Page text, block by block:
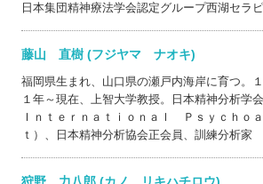
日本集団精神療法学会認定グループ西湖セラ
藤山 直樹 (フジヤマ ナオキ)
福岡県生まれ、山口県の瀬戸内海岸に育つ。
１年～現在、上智大学教授。日本精神分析
Ｉｎｔｅｒｎａｔｉｏｎａｌ Ｐｓｙｃｈｏ
ｔ）、日本精神分析協会正会員、訓練分析家